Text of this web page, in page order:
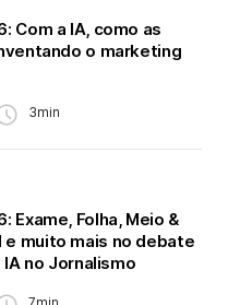
Com a IA, como as
o marketing
3min
Exame, Folha, Meio &
e muito mais no debate
no Jornalismo